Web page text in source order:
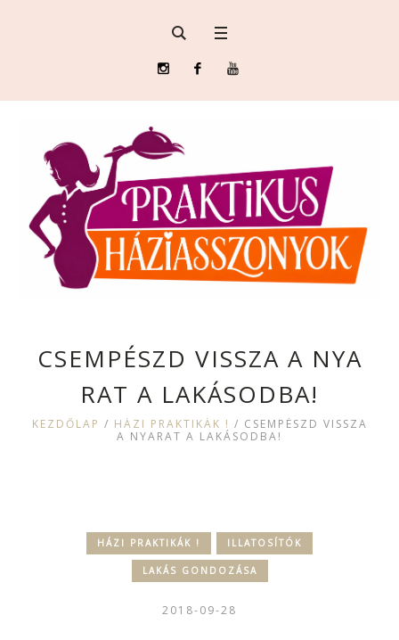
CSEMPÉSZD VISSZA A NYA
RAT A LAKÁSODBA!
KEZDŐLAP / HÁZI PRAKTIKÁK ! / CSEMPÉSZD VISSZA
A NYARAT A LAKÁSODBA!
HÁZI PRAKTIKÁK ! ILLATOSÍTÓK
LAKÁS GONDOZÁSA
2018-09-28